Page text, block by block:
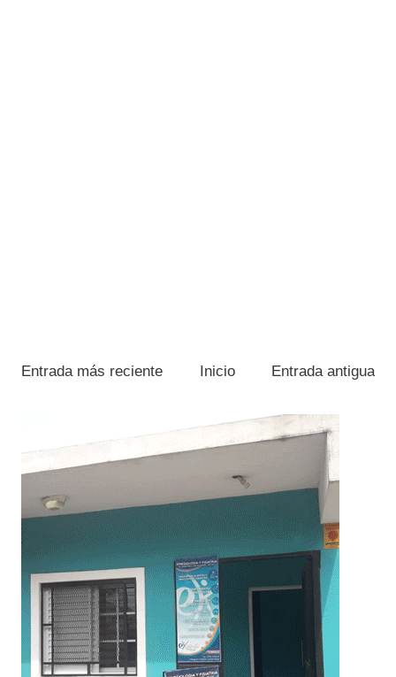
Entrada más reciente Entrada antigua
Inicio